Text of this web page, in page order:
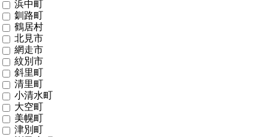
浜中町
釧路町
鶴居村
北見市
網走市
紋別市
斜里町
清里町
小清水町
大空町
美幌町
津別町